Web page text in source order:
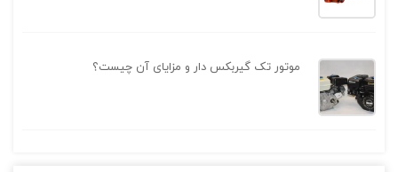
موتور تک گیربکس دار و مزایای آن چیست؟